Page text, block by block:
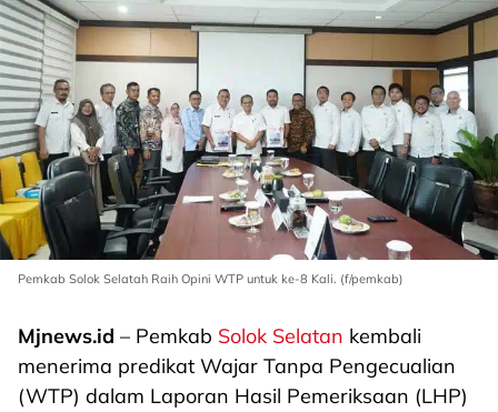
Pemkab Solok Selatah Raih Opini WTP untuk ke-8 Kali. (f/pemkab)
Mjnews.id – Pemkab Solok Selatan kembali
menerima predikat Wajar Tanpa Pengecualian
(WTP) dalam Laporan Hasil Pemeriksaan (LHP)